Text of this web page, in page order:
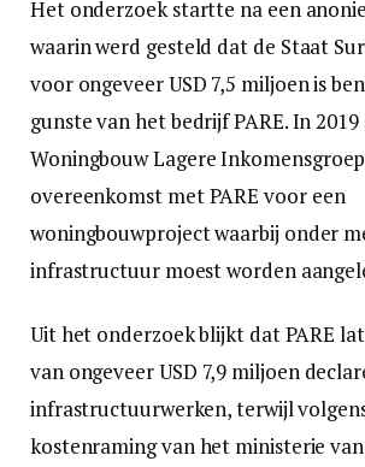
Het onderzoek startte na een
waarin werd gesteld dat de Staat
voor ongeveer USD 7,5 miljoen is
gunste van het bedrijf PARE. In
Woningbouw Lagere
overeenkomst met PARE voor een
woningbouwproject waarbij onder
infrastructuur moest worden
Uit het onderzoek blijkt dat PARE
van ongeveer USD 7,9 miljoen
infrastructuurwerken, terwijl
kostenraming van het ministerie